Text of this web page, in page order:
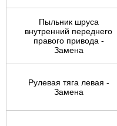
Пыльник шруса
внутренний переднего
правого привода -
Замена
Рулевая тяга левая -
Замена